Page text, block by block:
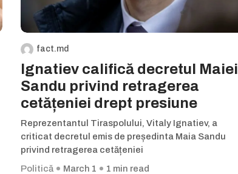
fact.md
Ignatiev califică decretul Maiei
Sandu privind retragerea
cetățeniei drept presiune
Reprezentantul Tiraspolului, Vitaly Ignatiev, a
criticat decretul emis de președinta Maia Sandu
privind retragerea cetățeniei
Politică
March 1 1 min read